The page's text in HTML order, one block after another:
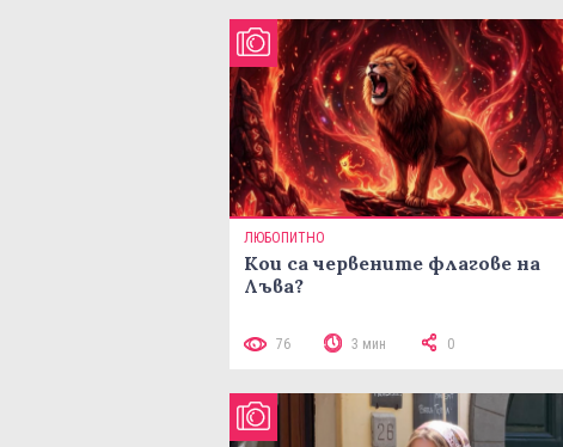
ЛЮБОПИТНО
Кои са червените флагове на
Лъва?
76 3 мин 0